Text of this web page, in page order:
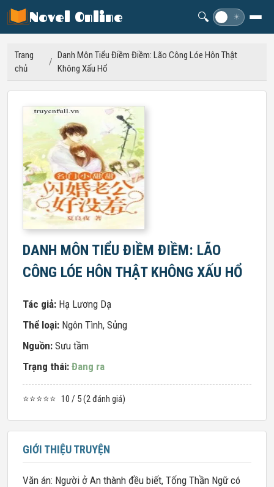
Novel Online 🔍 ☀
Trang
chủ
/
Danh Môn Tiểu Điềm Điềm: Lão Công Lóe Hôn Thật
Không Xấu Hổ
DANH MÔN TIỂU ĐIỀM ĐIỀM: LÃO
CÔNG LÓE HÔN THẬT KHÔNG XẤU HỔ
Tác giả: Hạ Lương Dạ
Thể loại: Ngôn Tình, Sủng
Nguồn: Sưu tầm
Trạng thái: Đang ra
⭐⭐⭐⭐⭐ 10 / 5 (2 đánh giá)
GIỚI THIỆU TRUYỆN
Văn án: Người ở An thành đều biết, Tống Thần Ngữ có